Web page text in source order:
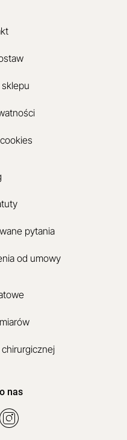
pytania
od umowy
chirurgicznej
nas